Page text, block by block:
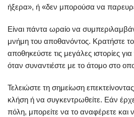
ήξερα», ή «δεν μπορούσα να
Είναι πάντα ωραίο να
μνήμη του αποθανόντος. Κρατήστε
αποθηκεύστε τις μεγάλες ιστορίες
όταν συναντιέστε με το άτομο στο
Τελειώστε τη σημείωση
κλήση ή να συγκεντρωθείτε. Εάν
πόλη, μπορείτε να το αναφέρετε και